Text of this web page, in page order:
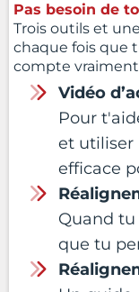
Pas besoin de
Trois outils et
chaque fois que
compte
Vidéo
Pour
et utiliser
efficace
Quand
que tu